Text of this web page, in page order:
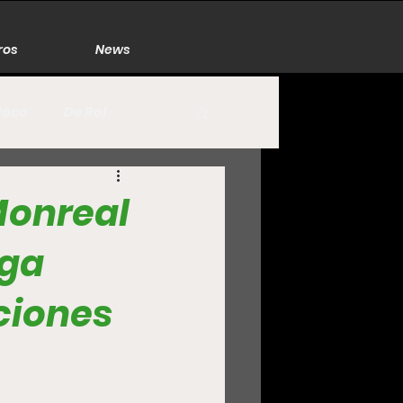
News
Naturaleza
Zacatecas